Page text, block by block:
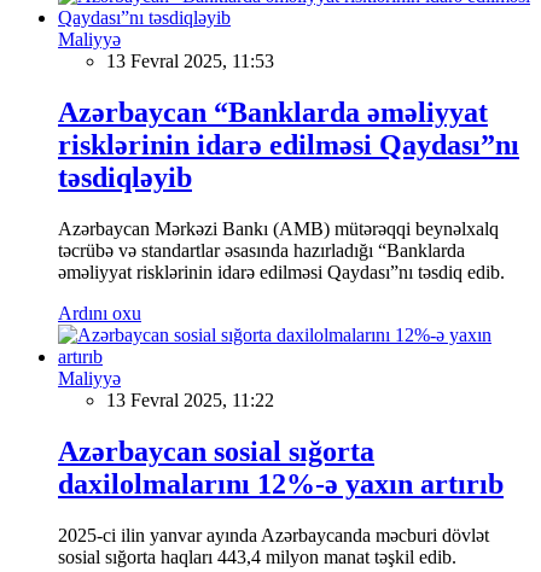
Maliyyə
13 Fevral 2025, 11:53
Azərbaycan “Banklarda əməliyyat
risklərinin idarə edilməsi Qaydası”nı
təsdiqləyib
Azərbaycan Mərkəzi Bankı (AMB) mütərəqqi beynəlxalq
təcrübə və standartlar əsasında hazırladığı “Banklarda
əməliyyat risklərinin idarə edilməsi Qaydası”nı təsdiq edib.
Ardını oxu
Maliyyə
13 Fevral 2025, 11:22
Azərbaycan sosial sığorta
daxilolmalarını 12%-ə yaxın artırıb
2025-ci ilin yanvar ayında Azərbaycanda məcburi dövlət
sosial sığorta haqları 443,4 milyon manat təşkil edib.